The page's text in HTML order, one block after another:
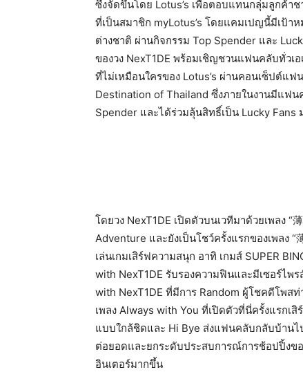
ซึ่งจัดขึ้นโดย Lotus’s เพื่อตอบแทนกลุ่มลูกค้า
ที่เป็นสมาชิก myLotus’s โดยแคมเปญนี้มีเป้า
ต่างชาติ ผ่านกิจกรรม Top Spender และ
ของวง NexT1DE พร้อมเชิญชวนแฟนคลับทั่วเ
ที่ไม่เหมือนใครของ Lotus’s ผ่านคอนเซ็ปต์แฟ
Destination of Thailand ซึ่งภายในงานมีแฟน
Spender และได้ร่วมลุ้นสิทธิ์เป็น Lucky
โดยวง NexT1DE เปิดตัวบนเวทีมาด้วยเพลง
Adventure และยังเป็นโชว์ครั้งแรกของเพลง
เล่นเกมเสิร์ฟความสนุก อาทิ เกมส์ SUPER
with NexT1DE รับรองความฟินและมีเซอร์ไพ
with NexT1DE ที่มีการ Random ผู้โชคดีโพส
เพลง Always with You ที่เปิดตัวที่นี่ครั้งแรก
แบบใกล้ชิดและ Hi Bye ส่งแฟนคลับกลับบ้าน
ต่อยอดและยกระดับประสบการณ์การช้อปปิ้งข
อินเตอร์มากขึ้น